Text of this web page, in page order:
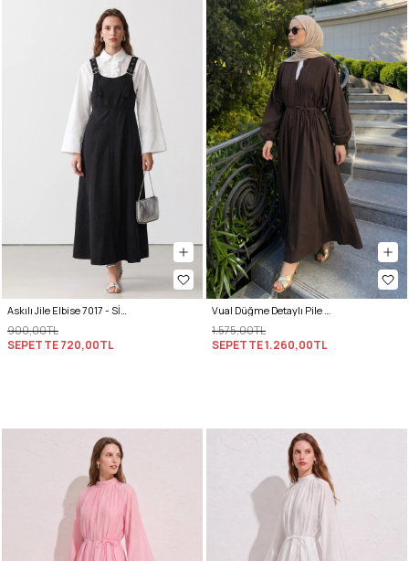
Askılı Jile Elbise 7017 - SİYAH
900,00TL
SEPETTE720,00TL
Vual Düğme Detaylı Pile Elbise 5007 - ACI KAHVE
1.575,00TL
SEPETTE1.260,00TL